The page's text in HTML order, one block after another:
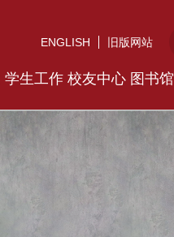
ENGLISH 旧版网站
学生工作 校友中心 图书馆